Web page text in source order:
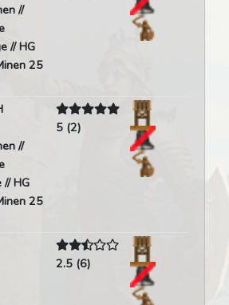
//
// HG
25
//
HG
25
5 (2)
2.5 (6)